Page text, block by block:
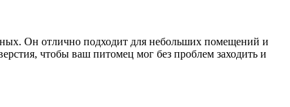
Он отлично подходит для небольших помещений и
чтобы ваш питомец мог без проблем заходить и